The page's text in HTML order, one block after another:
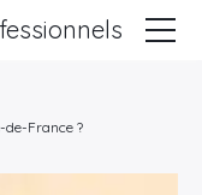
de-France ?